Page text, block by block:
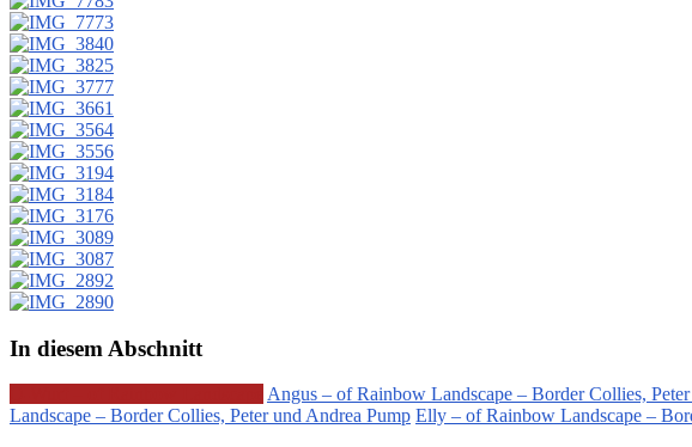
In diesem Abschnitt
Angus – of Rainbow Landscape – Border Collies,
Landscape – Border Collies, Peter und Andrea Pump Elly – of Rainbow Landscape –